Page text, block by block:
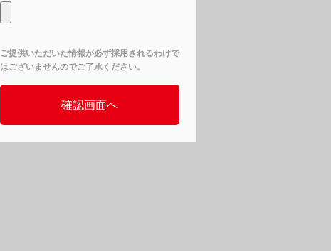
ご提供いただいた情報が必ず採用されるわけで
はございませんのでご了承ください。